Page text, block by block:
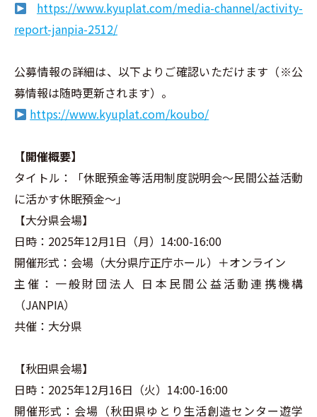
https://www.kyuplat.com/media-channel/activity-
report-janpia-2512/
公募情報の詳細は、以下よりご確認いただけます（※公
募情報は随時更新されます）。
https://www.kyuplat.com/koubo/
【開催概要】
タイトル：「休眠預金等活用制度説明会～民間公益活動
に活かす休眠預金～」
【大分県会場】
日時：2025年12月1日（月）14:00-16:00
開催形式：会場（大分県庁正庁ホール）＋オンライン
主催：一般財団法人 日本民間公益活動連携機構
（JANPIA）
共催：大分県
【秋田県会場】
日時：2025年12月16日（火）14:00-16:00
開催形式：会場（秋田県ゆとり生活創造センター遊学